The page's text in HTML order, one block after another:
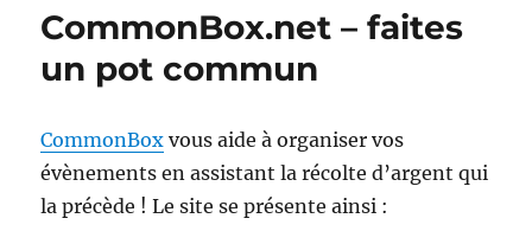
CommonBox.net – faites
un pot commun
CommonBox vous aide à organiser vos
évènements en assistant la récolte d’argent qui
la précède ! Le site se présente ainsi :